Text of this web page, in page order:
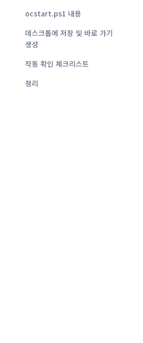
ocstart.ps1 내용
데스크톱에 저장 및 바로 가기
생성
작동 확인 체크리스트
정리